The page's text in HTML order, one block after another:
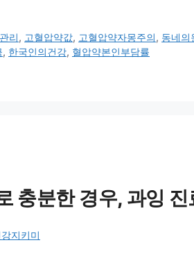
리, 고혈압약값, 고혈압약자몽주의, 동네의
, 한국인의건강, 혈압약본인부담률
충분한 경우, 과잉
지키미